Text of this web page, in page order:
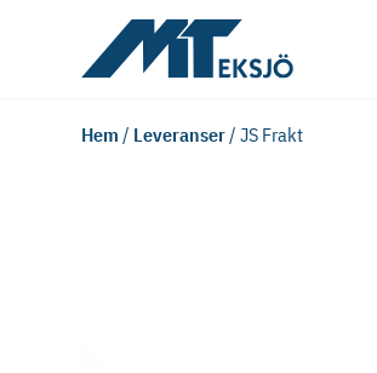
Hem / Leveranser/JS Frakt